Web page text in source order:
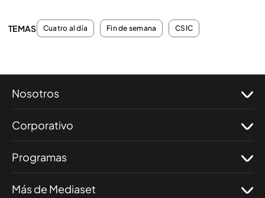
TEMAS Cuatro al día Fin de semana CSIC
Nosotros
Corporativo
Programas
Más de Mediaset